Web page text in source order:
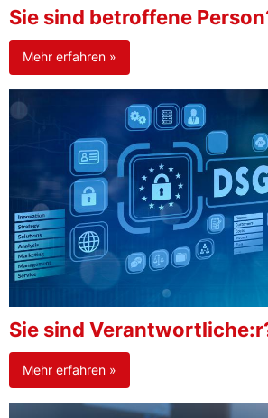
Sie sind betroffene
Mehr erfahren »
Sie sind
Mehr erfahren »